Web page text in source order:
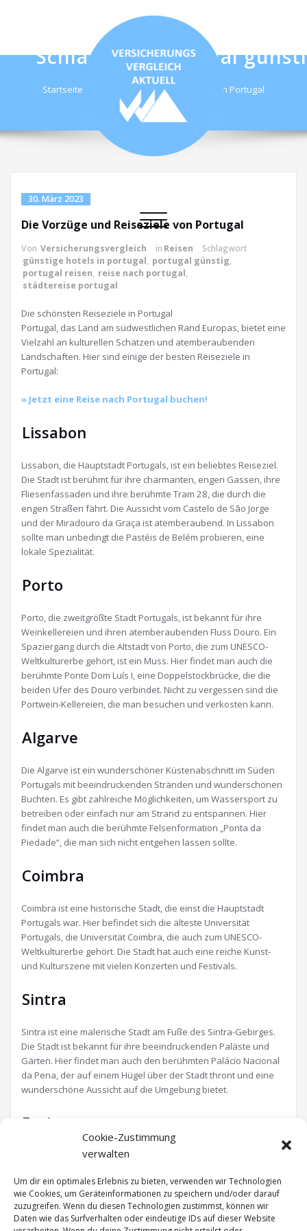
Cookie-Zustimmung
verwalten
Um dir ein optimales Erlebnis zu bieten, verwenden wir Technologien
wie Cookies, um Geräteinformationen zu speichern und/oder darauf
zuzugreifen. Wenn du diesen Technologien zustimmst, können wir
Daten wie das Surfverhalten oder eindeutige IDs auf dieser Website
Versicherungsvergleichaktuell
Einfach und online wechseln
Schalte
Schlagwort portugal
Startseite Die Vorzüge und Reiseziele von Portugal
30. März 2023
Die Vorzüge und Reiseziele von Portugal
Von Versicherungsvergleich in Reisen
Schlagwort
günstige hotels in portugal, portugal günstig,
portugal reisen, reise nach portugal,
städtereise portugal
Die schönsten Reiseziele in Portugal
Portugal, das Land am südwestlichen Rand Europas, bietet eine
Vielzahl an kulturellen Schätzen und atemberaubenden
Landschaften. Hier sind einige der besten Reiseziele in
Portugal:
» Jetzt eine Reise nach Portugal buchen!
Lissabon
Lissabon, die Hauptstadt Portugals, ist ein beliebtes Reiseziel.
Die Stadt ist berühmt für ihre charmanten, engen Gassen, ihre
Fliesenfassaden und ihre berühmte Tram 28, die durch die
engen Straßen fährt. Die Aussicht vom Castelo de São Jorge
und der Miradouro da Graça ist atemberaubend. In Lissabon
sollte man unbedingt die Pastéis de Belém probieren, eine
lokale Spezialität.
Porto
Porto, die zweitgrößte Stadt Portugals, ist bekannt für ihre
Weinkellereien und ihren atemberaubenden Fluss Douro. Ein
Spaziergang durch die Altstadt von Porto, die zum UNESCO-
Weltkulturerbe gehört, ist ein Muss. Hier findet man auch die
berühmte Ponte Dom Luís I, eine Doppelstockbrücke, die die
beiden Ufer des Douro verbindet. Nicht zu vergessen sind die
Portwein-Kellereien, die man besuchen und verkosten kann.
Algarve
Die Algarve ist ein wunderschöner Küstenabschnitt im Süden
Portugals mit beeindruckenden Stränden und wunderschönen
Buchten. Es gibt zahlreiche Möglichkeiten, um Wassersport zu
betreiben oder einfach nur am Strand zu entspannen. Hier
findet man auch die berühmte Felsenformation „Ponta da
Piedade“, die man sich nicht entgehen lassen sollte.
Coimbra
Coimbra ist eine historische Stadt, die einst die Hauptstadt
Portugals war. Hier befindet sich die älteste Universität
Portugals, die Universität Coimbra, die auch zum UNESCO-
Weltkulturerbe gehört. Die Stadt hat auch eine reiche Kunst-
und Kulturszene mit vielen Konzerten und Festivals.
Sintra
Sintra ist eine malerische Stadt am Fuße des Sintra-Gebirges.
Die Stadt ist bekannt für ihre beeindruckenden Paläste und
Gärten. Hier findet man auch den berühmten Palácio Nacional
da Pena, der auf einem Hügel über der Stadt thront und eine
wunderschöne Aussicht auf die Umgebung bietet.
Fazit
Portugal hat für jeden etwas zu bieten, von historischen
atemberaubenden Landschaften. Hier kann man die
portugiesische Kultur und Gastfreundschaft genießen und
gleichzeitig die Schönheit des Landes erkunden.